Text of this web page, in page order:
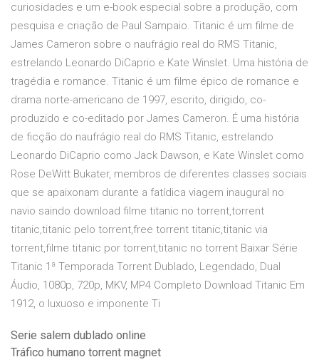
curiosidades e um e-book especial sobre a produção, com
pesquisa e criação de Paul Sampaio. Titanic é um filme de
James Cameron sobre o naufrágio real do RMS Titanic,
estrelando Leonardo DiCaprio e Kate Winslet. Uma história de
tragédia e romance. Titanic é um filme épico de romance e
drama norte-americano de 1997, escrito, dirigido, co-
produzido e co-editado por James Cameron. É uma história
de ficção do naufrágio real do RMS Titanic, estrelando
Leonardo DiCaprio como Jack Dawson, e Kate Winslet como
Rose DeWitt Bukater, membros de diferentes classes sociais
que se apaixonam durante a fatídica viagem inaugural no
navio saindo download filme titanic no torrent,torrent
titanic,titanic pelo torrent,free torrent titanic,titanic via
torrent,filme titanic por torrent,titanic no torrent Baixar Série
Titanic 1ª Temporada Torrent Dublado, Legendado, Dual
Áudio, 1080p, 720p, MKV, MP4 Completo Download Titanic Em
1912, o luxuoso e imponente Ti
Serie salem dublado online
Tráfico humano torrent magnet